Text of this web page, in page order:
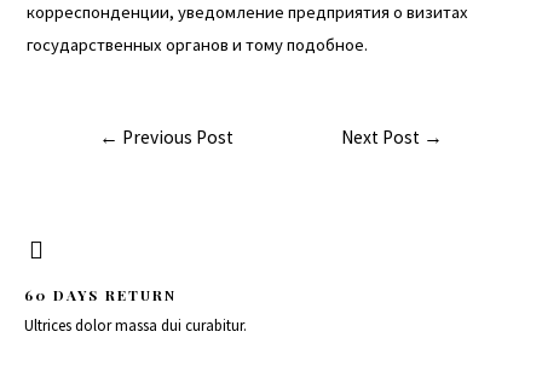
корреспонденции, уведомление предприятия о визитах
государственных органов и тому подобное.
← Previous Post Next Post →
60 DAYS RETURN
Ultrices dolor massa dui curabitur.